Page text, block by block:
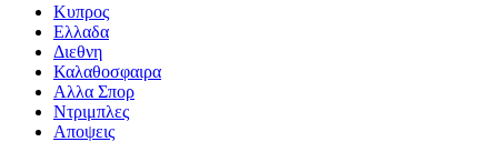
Κυπρος
Ελλαδα
Διεθνη
Καλαθοσφαιρα
Αλλα Σπορ
Ντριμπλες
Αποψεις